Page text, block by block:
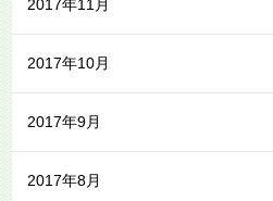
2017年11月
2017年10月
2017年9月
2017年8月